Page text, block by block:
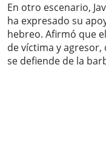
En otro escenario,
ha expresado su
hebreo. Afirmó que
de víctima y
se defiende de la